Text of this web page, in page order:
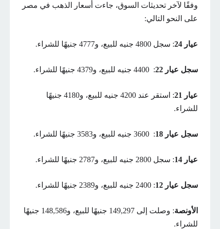
وفقًا لآخر تحديثات السوق، جاءت أسعار الذهب في مصر
على النحو التالي:
عيار 24 : سجل 4800 جنيه للبيع، و4777 جنيهًا للشراء.
سجل عيار 22 : 4400 جنيه للبيع، و4379 جنيهًا للشراء.
عيار 21
: استقر عند 4200 جنيه للبيع، و4180 جنيهًا
للشراء.
سجل عيار 18 : 3600 جنيه للبيع، و3583 جنيهًا للشراء.
عيار 14 : سجل 2800 جنيه للبيع، و2787 جنيهًا للشراء.
سجل عيار 12 : 2400 جنيه للبيع، و2389 جنيهًا للشراء.
الأونصة
: وصلت إلى 149,297 جنيهًا للبيع، و148,586 جنيهًا
للشراء.